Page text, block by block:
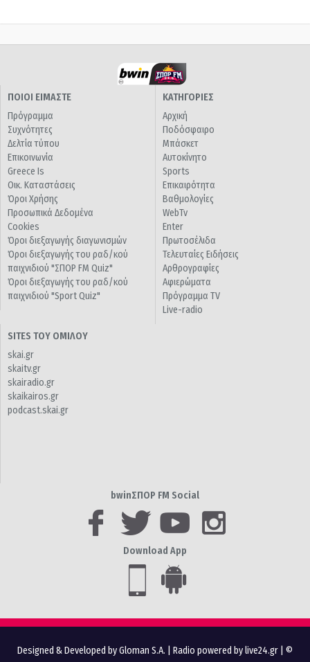
ΠΟΙΟΙ ΕΙΜΑΣΤΕ
Πρόγραμμα
Συχνότητες
Δελτία τύπου
Επικοινωνία
Greece Is
Οικ. Καταστάσεις
Όροι Χρήσης
Προσωπικά Δεδομένα
Cookies
Όροι διεξαγωγής διαγωνισμών
Όροι διεξαγωγής του ραδ/κού
παιχνιδιού "ΣΠΟΡ FM Quiz"
Όροι διεξαγωγής του ραδ/κού
παιχνιδιού "Sport Quiz"
ΚΑΤΗΓΟΡΙΕΣ
Αρχική
Ποδόσφαιρο
Μπάσκετ
Αυτοκίνητο
Sports
Επικαιρότητα
Βαθμολογίες
WebTv
Enter
Πρωτοσέλιδα
Τελευταίες Ειδήσεις
Αρθρογραφίες
Αφιερώματα
Πρόγραμμα TV
Live-radio
SITES ΤΟΥ ΟΜΙΛΟΥ
skai.gr
skaitv.gr
skairadio.gr
skaikairos.gr
podcast.skai.gr
bwinΣΠΟΡ FM Social
Download App
Designed & Developed by Gloman S.A. Radio powered by live24.gr | ©